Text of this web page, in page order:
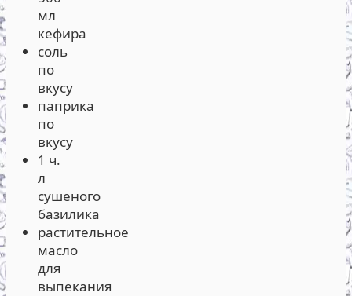
мл
кефира
соль
по
вкусу
паприка
по
вкусу
1 ч.
л
сушеного
базилика
растительное
масло
для
выпекания